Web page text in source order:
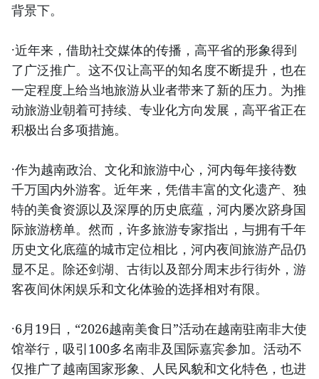
背景下。
·近年来，借助社交媒体的传播，高平省的形象得到
了广泛推广。这不仅让高平的知名度不断提升，也在
一定程度上给当地旅游从业者带来了新的压力。为推
动旅游业朝着可持续、专业化方向发展，高平省正在
积极出台多项措施。
·作为越南政治、文化和旅游中心，河内每年接待数
千万国内外游客。近年来，凭借丰富的文化遗产、独
特的美食资源以及深厚的历史底蕴，河内屡次跻身国
际旅游榜单。然而，许多旅游专家指出，与拥有千年
历史文化底蕴的城市定位相比，河内夜间旅游产品仍
显不足。除还剑湖、古街以及部分周末步行街外，游
客夜间休闲娱乐和文化体验的选择相对有限。
·6月19日，“2026越南美食日”活动在越南驻南非大使
馆举行，吸引100多名南非及国际嘉宾参加。活动不
仅推广了越南国家形象、人民风貌和文化特色，也进